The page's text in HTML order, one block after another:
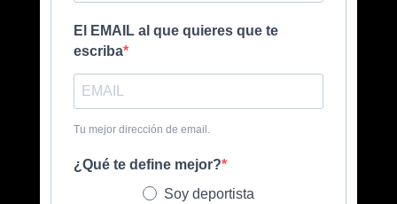
El EMAIL al que quieres que te
escriba
Tu mejor dirección de email.
¿Qué te define mejor?
Soy deportista